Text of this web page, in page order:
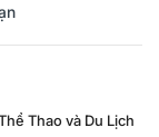
Thao và Du Lịch